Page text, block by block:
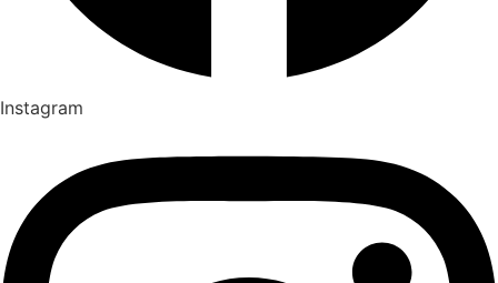
Instagram